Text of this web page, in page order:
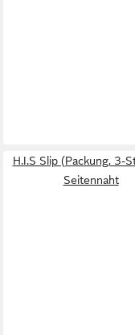
H.I.S Slip (Packung, 3-
Seitennaht